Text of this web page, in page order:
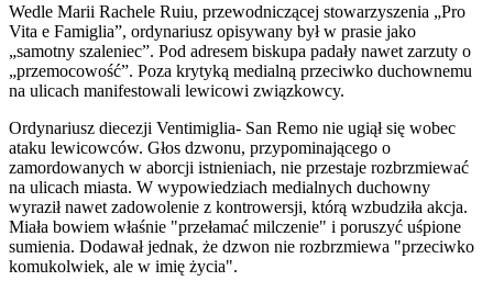
Wedle Marii Rachele Ruiu, przewodniczącej stowarzyszenia „Pro
Vita e Famiglia”, ordynariusz opisywany był w prasie jako
„samotny szaleniec”. Pod adresem biskupa padały nawet zarzuty o
„przemocowość”. Poza krytyką medialną przeciwko duchownemu
na ulicach manifestowali lewicowi związkowcy.
Ordynariusz diecezji Ventimiglia- San Remo nie ugiął się wobec
ataku lewicowców. Głos dzwonu, przypominającego o
zamordowanych w aborcji istnieniach, nie przestaje rozbrzmiewać
na ulicach miasta. W wypowiedziach medialnych duchowny
wyraził nawet zadowolenie z kontrowersji, którą wzbudziła akcja.
Miała bowiem właśnie "przełamać milczenie" i poruszyć uśpione
sumienia. Dodawał jednak, że dzwon nie rozbrzmiewa "przeciwko
komukolwiek, ale w imię życia".